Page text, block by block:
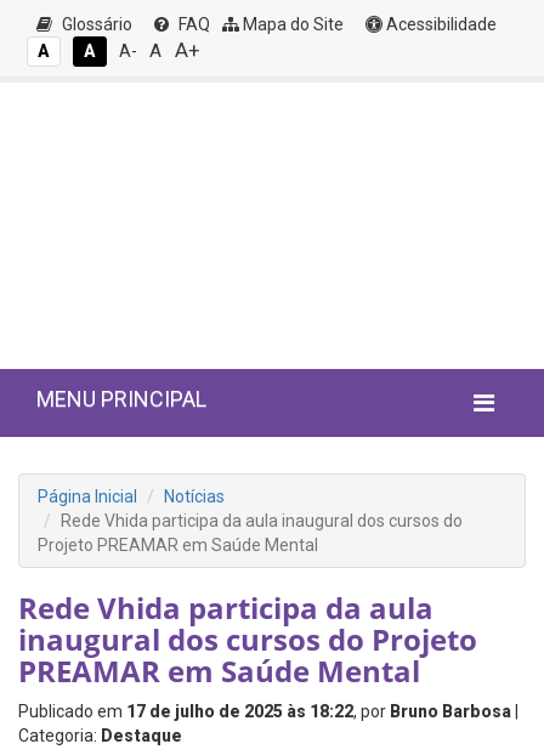
Glossário FAQ Mapa do Site
Acessibilidade
A
A A- A A+
MENU PRINCIPAL
Página Inicial
Notícias
Rede Vhida participa da aula inaugural dos cursos do
Projeto PREAMAR em Saúde Mental
Rede Vhida participa da aula
inaugural dos cursos do Projeto
PREAMAR em Saúde Mental
Publicado em 17 de julho de 2025 às 18:22, por Bruno Barbosa
Categoria: Destaque